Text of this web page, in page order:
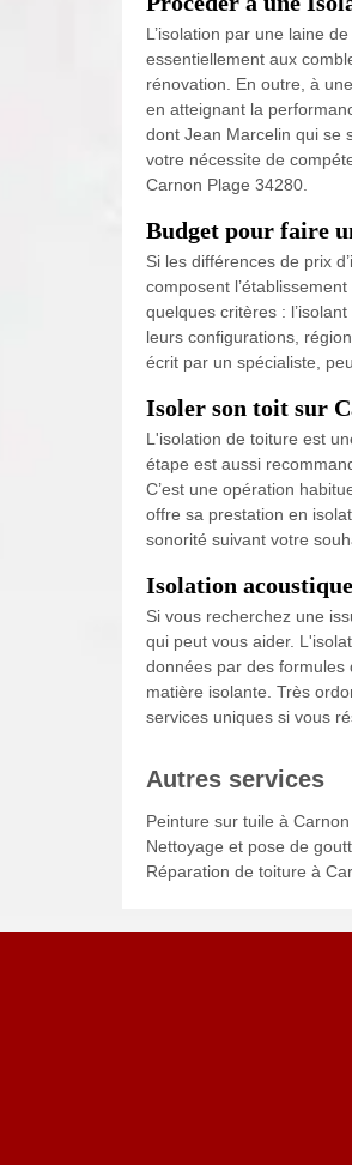
L’isolation par une laine
essentiellement aux
rénovation. En outre, à
en atteignant la
dont Jean Marcelin qui se
votre nécessite de
Carnon Plage 34280.
Budget pour faire
Si les différences de prix
composent
quelques critères :
leurs configurations,
écrit par un spécialiste,
Isoler son toit sur
L'isolation de toiture est
étape est aussi
C’est une opération
offre sa prestation en
sonorité suivant votre
Isolation
Si vous recherchez une
qui peut vous aider.
données par des formules
matière isolante. Très
services uniques si vous
Autres services
Peinture sur tuile à
Nettoyage et pose de
Réparation de toiture à